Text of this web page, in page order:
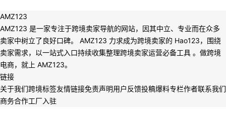
AMZ123
AMZ123 是一家专注于跨境卖家导航的网站，因其中立、专业而在众多
卖家中树立了良好口碑。 AMZ123 力求成为跨境卖家的 Hao123，围绕
卖家需求，以一站式入口持续收集整理跨境卖家运营必备工具 。做跨境
电商，就上 AMZ123。
链接
关于我们跨境标签友情链接免责声明用户反馈投稿爆料专栏作者联系我们
商务合作工厂入驻